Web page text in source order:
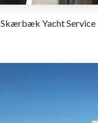
Skærbæk Yacht Service